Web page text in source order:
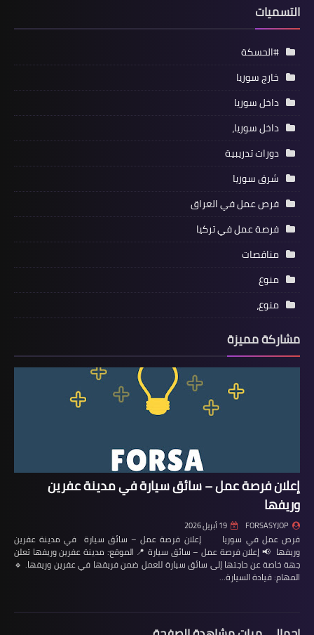
التسميات
#الحسكة
خارج سوريا
داخل سوريا
داخل سوريا،
دورات تدريبية
شرق سوريا
فرص عمل في العراق
فرصة عمل في تركيا
مناقصات
منوع
منوع،
مشاركة مميزة
إعلان فرصة عمل – سائق سيارة في مدينة عفرين
وريفها
FORSASYJOP 19 أبريل 2026
فرص عمل في سوريا إعلان فرصة عمل – سائق سيارة في مدينة عفرين
وريفها 📢 إعلان فرصة عمل – سائق سيارة 📍 الموقع: مدينة عفرين وريفها تعلن
جهة خاصة عن حاجتها إلى سائق سيارة للعمل ضمن فريقها في عفرين وريفها. 🔹
المهام: قيادة السيارة…